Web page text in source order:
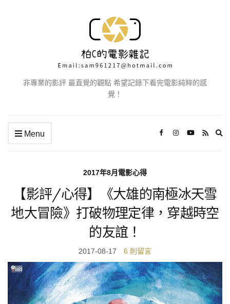
非專業的影評 最直覺的觀點 希望記錄下看完電影純粹的感
覺！
Menu
2017年8月電影心得
【影評/心得】《大雄的南極冰天雪
地大冒險》打破物理定律，穿越時空
的友誼！
2017-08-17 6 則留言